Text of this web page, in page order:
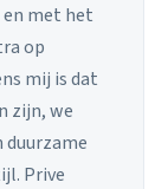
met het
op
mij is dat
zijn, we
Prive